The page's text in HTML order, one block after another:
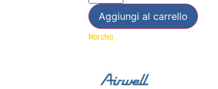
Aggiungi al carrello
Marchio